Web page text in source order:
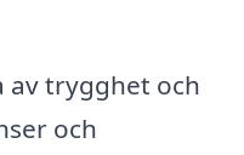
av trygghet och
och